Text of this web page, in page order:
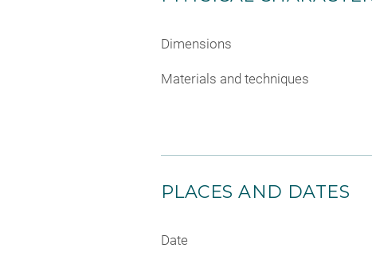
Dimensions
Materials and techniques
PLACES AND DATES
Date